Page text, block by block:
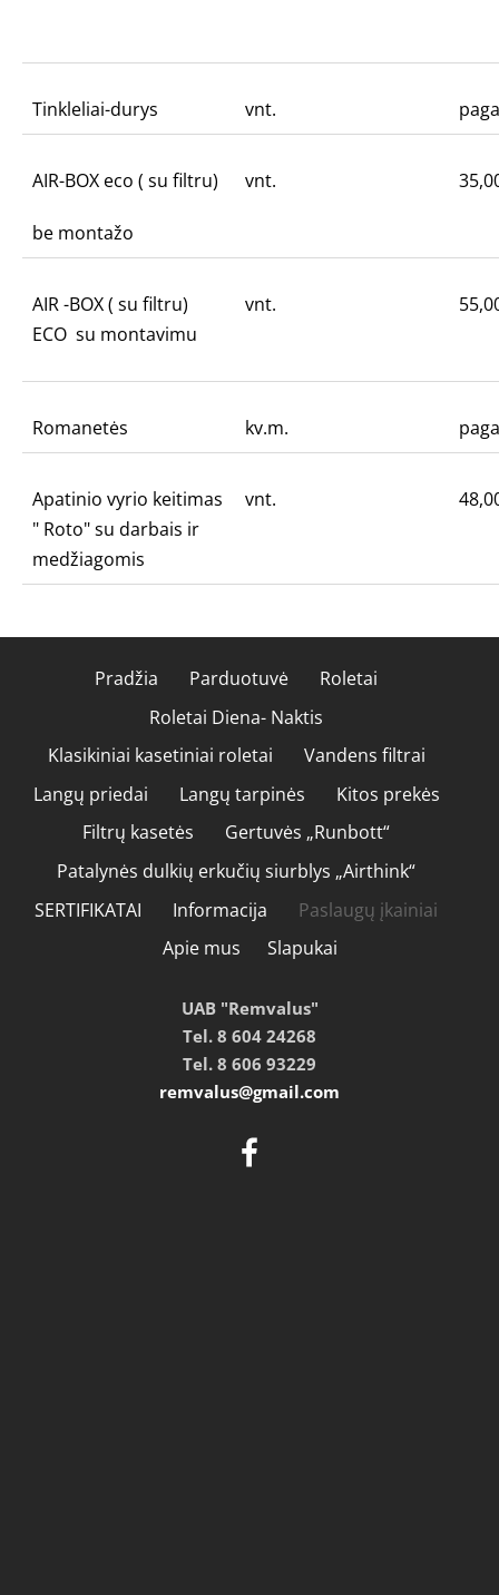
Tinkleliai-durys vnt.
AIR-BOX eco ( su filtru)
be montažo
vnt.
AIR -BOX ( su filtru)
ECO su montavimu
vnt.
Romanetės kv.m.
Apatinio vyrio keitimas
" Roto" su darbais ir
medžiagomis
vnt.
Pradžia Parduotuvė
Roletai
Roletai Diena- Naktis
Klasikiniai kasetiniai roletai
Vandens filtrai
Langų priedai
Langų tarpinės
Kitos prekės
Filtrų kasetės
Gertuvės „Runbott“
Patalynės dulkių erkučių siurblys „Airthink“
SERTIFIKATAI
Informacija
Paslaugų įkainiai
Apie mus
Slapukai
UAB "Remvalus"
Tel. 8 604 24268
Tel. 8 606 93229
remvalus@gmail.com